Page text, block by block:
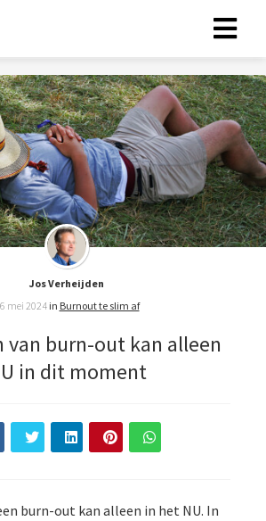
Jos Verheijden
mei 2024in Burnout te slim af
van burn-out kan alleen
in dit moment
burn-out kan alleen in het NU. In